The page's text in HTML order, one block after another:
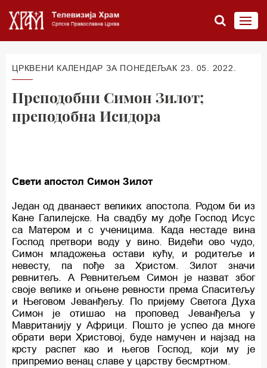
ЦРКВЕНИ КАЛЕНДАР ЗА ПОНЕДЕЉАК 23. 05. 2022.
Преподобни Симон Зилот;
преподобна Исидора
Свети апостол Симон Зилот
Један од дванаест великих апостола. Родом би из
Кане Галилејске. На свадбу му дође Господ Исус
са Матером и с ученицима. Када нестаде вина
Господ претвори воду у вино. Видећи ово чудо,
Симон младожења остави кућу, и родитеље и
невесту, па пође за Христом. Зилот значи
ревнитељ. А Ревнитељем Симон је назват због
своје велике и огњене ревности према Спаситељу
и Његовом Јеванђељу. По пријему Светога Духа
Симон је отишао на проповед Јеванђеља у
Мавританију у Африци. Пошто је успео да многе
обрати вери Христовој, буде намучен и најзад на
крсту распет као и његов Господ, који му је
припремио венац славе у царству бесмртном.